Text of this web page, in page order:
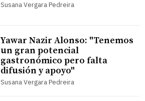
Susana Vergara Pedreira
Yawar Nazir Alonso: "Tenemos
un gran potencial
gastronómico pero falta
difusión y apoyo"
Susana Vergara Pedreira